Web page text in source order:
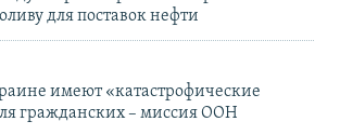
для поставок нефти
имеют «катастрофические
гражданских – миссия ООН